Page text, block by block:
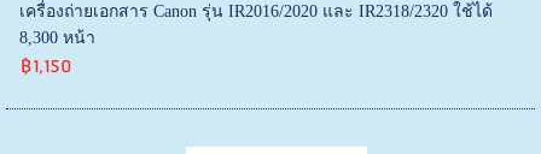
เครื่องถ่ายเอกสาร Canon รุ่น IR2016/2020 และ IR2318/2320 ใช้ได้
8,300 หน้า
฿1,150